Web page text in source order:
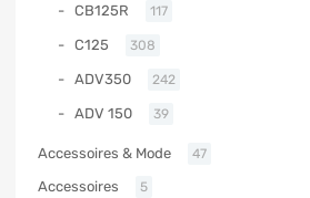
CB125R 117
C125 308
ADV350 242
ADV 150 39
Accessoires & Mode 47
Accessoires 5